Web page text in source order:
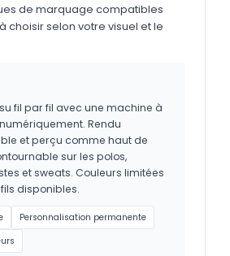
de marquage compatibles
choisir selon votre visuel et le
fil par fil avec une machine à
Rendu
et perçu comme haut de
sur les polos,
et sweats. Couleurs limitées
disponibles.
Personnalisation permanente